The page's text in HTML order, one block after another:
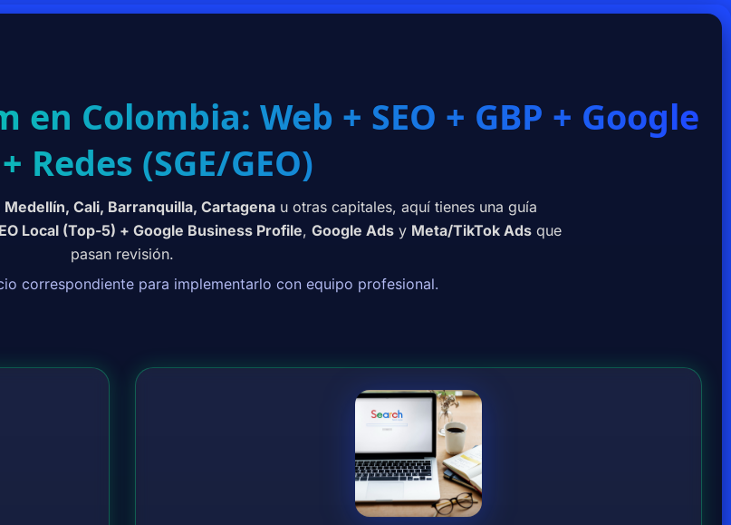
Colombia: Web + SEO + GBP + Google
Redes (SGE/GEO)
Medellín, Cali, Barranquilla, Cartagenau otras capitales, aquí tienes una guía
Local (Top-5) + Google Business Profile, Google Adsy Meta/TikTok Adsque
pasan revisión.
correspondiente para implementarlo con equipo profesional.